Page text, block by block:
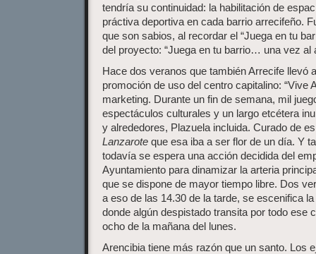
tendría su continuidad: la habilitación de
práctiva deportiva en cada barrio arrecifeño.
que son sabios, al recordar el “Juega en tu
del proyecto: “Juega en tu barrio… una vez al
Hace dos veranos que también Arrecife llevó
promoción de uso del centro capitalino: “Vive
marketing. Durante un fin de semana, mil
espectáculos culturales y un largo etcétera
y alrededores, Plazuela incluida. Curado de
Lanzarote que esa iba a ser flor de un día. Y
todavía se espera una acción decidida del
Ayuntamiento para dinamizar la arteria
que se dispone de mayor tiempo libre. Dos
a eso de las 14.30 de la tarde, se escenifica
donde algún despistado transita por todo ese
ocho de la mañana del lunes.
Arencibia tiene más razón que un santo. Los